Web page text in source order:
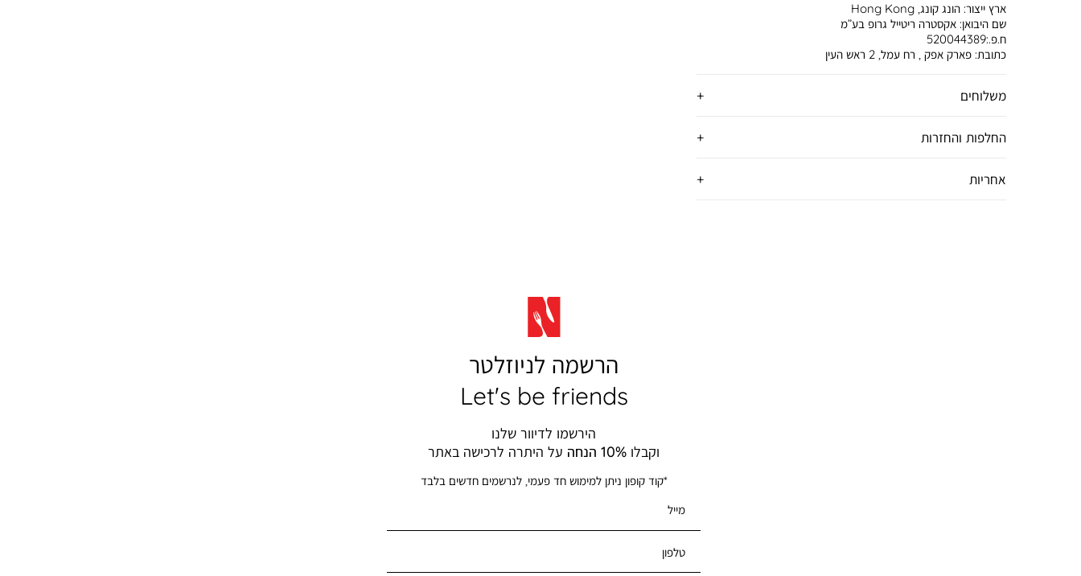
משלוחים
החלפות והחזרות
אחריות
ארץ ייצור:הונג קונג, Hong Kong
שם היבואן:אקסטרה ריטייל גרופ בע”מ
ח.פ.:520044389
כתובת:פארק אפק , רח עמל, 2 ראש העין
הרשמה לניוזלטר
Let's be friends
הירשמו לדיוור שלנו
וקבלו 10% הנחה על היתרה לרכישה באתר
*קוד קופון ניתן למימוש חד פעמי, לנרשמים חדשים בלבד
מייל
טלפון